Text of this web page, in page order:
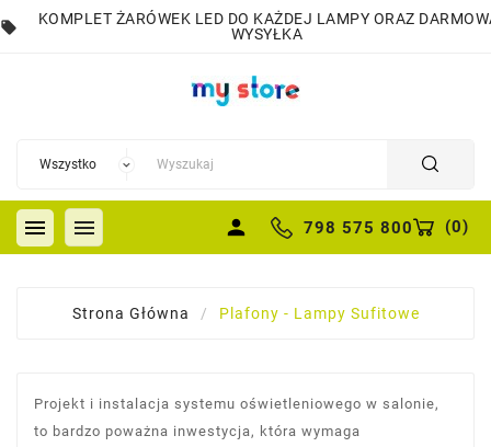
local_offer
KOMPLET ŻARÓWEK LED DO KAŻDEJ LAMPY ORAZ
WYSYŁKA
  person 798 575 800 (0)
Strona Główna Plafony - Lampy Sufitowe
Projekt i instalacja systemu oświetleniowego w salonie,
to bardzo poważna inwestycja, która wymaga